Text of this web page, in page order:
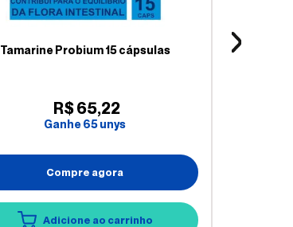
Tamarine Probium 15 cápsulas
R$65,22
Ganhe65unys
Compre agora
Adicione ao carrinho